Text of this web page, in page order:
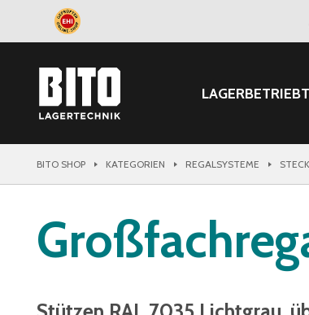
LAGERBETRIEB
BITO SHOP KATEGORIEN REGALSYSTEME